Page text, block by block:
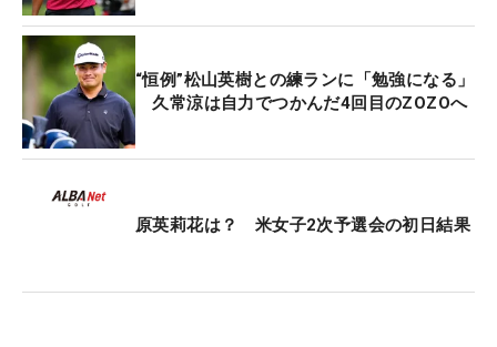
今季はトップ10入りがわずか3回。メルセデス・ラ
ンキングは44位と苦しいシーズンを送っている。2
週前に行われた「富士通レディース」で予選落ちを
喫し、来週の日米共催大会「TOTOクラシック」の
連続出場が「9」でストップ。先週の「マスターズ
GCレディース」では体調不良もあって56位に終わ
った。「まずは体調を戻して戦える状態にしない
と」。終盤戦に向けて気持ちを奮い立たせる。
“恒例”松山英樹との練ランに「勉強になる」
久常涼は自力でつかんだ4回目のZOZOへ
原英莉花は？ 米女子2次予選会の初日結果